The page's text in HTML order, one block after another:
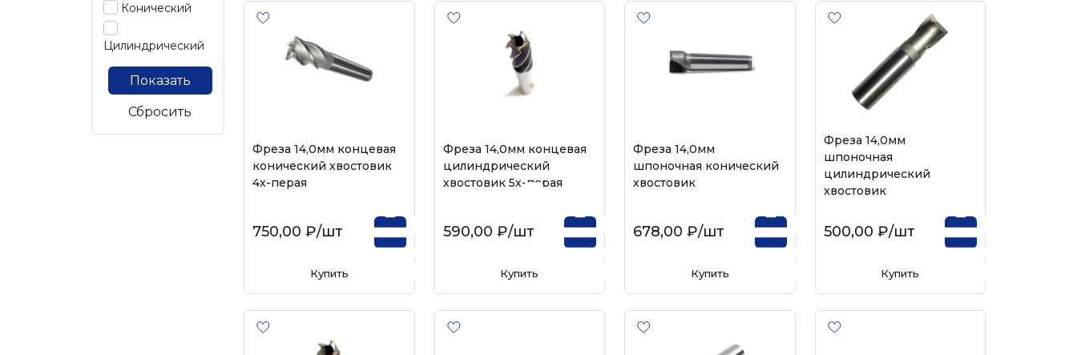
Конический
Цилиндрический
Показать
Сбросить
Фреза 14,0мм концевая
конический хвостовик
4х-перая
750,00 ₽/шт
Купить
Фреза 14,0мм концевая
цилиндрический
хвостовик 5х-перая
590,00 ₽/шт
Купить
Фреза 14,0мм
шпоночная конический
хвостовик
678,00 ₽/шт
Купить
Фреза 14,0мм
шпоночная
цилиндрический
хвостовик
500,00 ₽/шт
Купить